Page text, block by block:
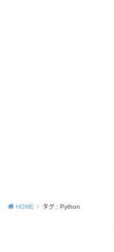
HOME タグ : Python